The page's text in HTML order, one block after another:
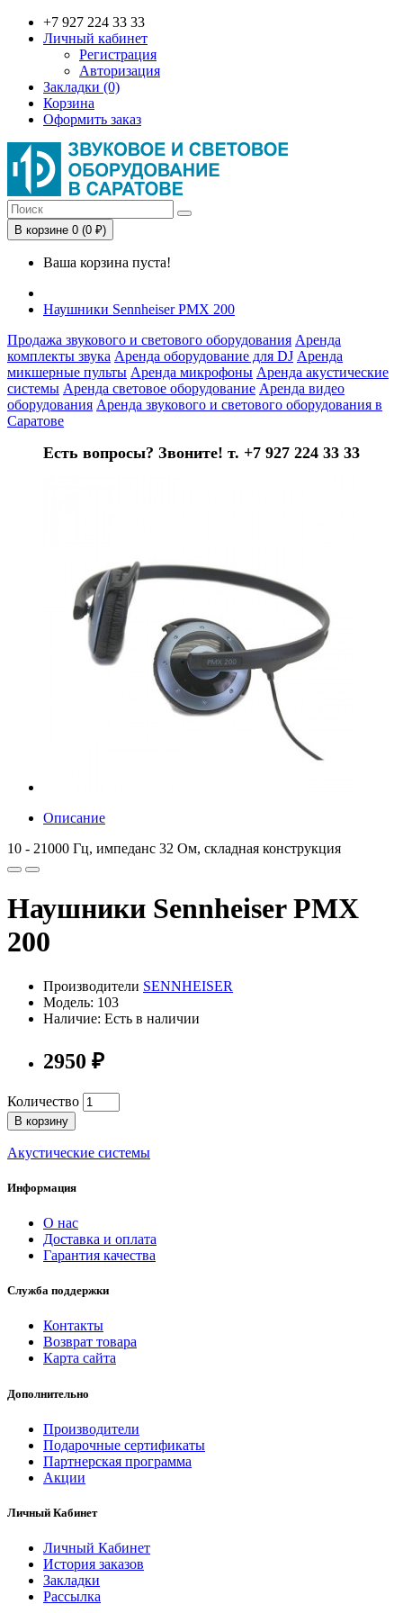
+7 927 224 33 33
Личный кабинет
Регистрация
Авторизация
Закладки (0)
Корзина
Оформить заказ
В корзине 0 (0 ₽)
Ваша корзина пуста!
Наушники Sennheiser PMX 200
Продажа звукового и светового оборудования Аренда
комплекты звука Аренда оборудование для DJ Аренда
микшерные пульты Аренда микрофоны Аренда акустические
системы Аренда световое оборудование Аренда видео
оборудования Аренда звукового и светового оборудования в
Саратове
Есть вопросы? Звоните! т. +7 927 224 33 33
Описание
10 - 21000 Гц, импеданс 32 Ом, складная конструкция
Наушники Sennheiser PMX
200
Производители SENNHEISER
Модель: 103
Наличие: Есть в наличии
2950 ₽
Количество
В корзину
Акустические системы
Информация
О нас
Доставка и оплата
Гарантия качества
Служба поддержки
Контакты
Возврат товара
Карта сайта
Дополнительно
Производители
Подарочные сертификаты
Партнерская программа
Акции
Личный Кабинет
Личный Кабинет
История заказов
Закладки
Рассылка